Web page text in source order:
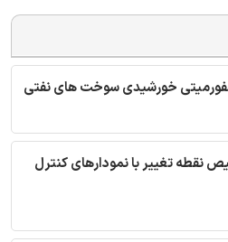
خورشیدی سوخت های نفتی
نقطه تغییر با نمودارهای کنترل